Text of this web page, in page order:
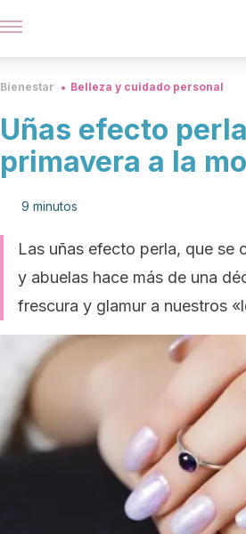
Bienestar Belleza y cuidado personal
Uñas efecto
primavera a la
9 minutos
Las uñas efecto perla, que se
y abuelas hace más de una
frescura y glamur a nuestros